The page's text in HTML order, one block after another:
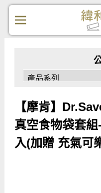
【摩肯】
真空食物袋套
入(加贈 充氣可